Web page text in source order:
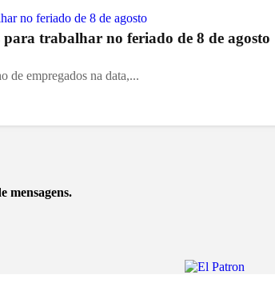
trabalhar no feriado de 8 de agosto
de empregados na data,...
mensagens.